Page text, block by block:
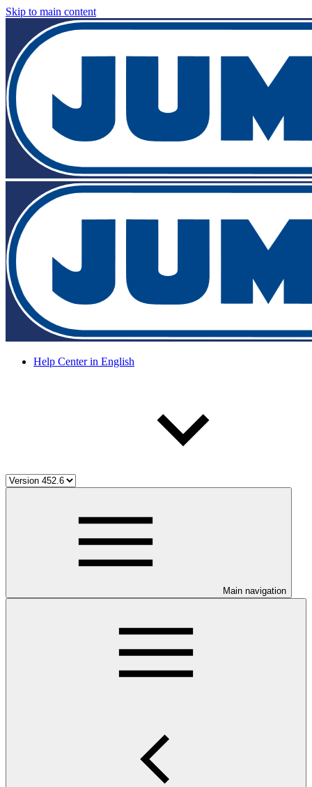
Skip to main content
Help Center in English
Main navigation